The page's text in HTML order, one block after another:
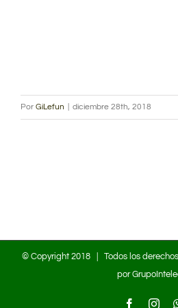
Por GiLefun diciembre 28th, 2018
© Copyright 2018 | Todos los
por
Facebook